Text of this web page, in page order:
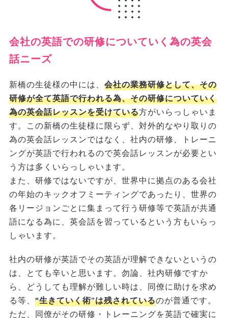
会社の英語での研修についていく為の英会
話ニーズ
新橋の生徒様の中には、 会社の業務研修として、その
研修が全て英語で行われる為、その研修についていく
為の英会話レッスンを受けている方がいらっしゃいま
す。この新橋の生徒様に限らず、対外的なやり取りの
為の英会話レッスンではなく、社内の研修、トレーニ
ングが英語で行われるので英会話レッスンが必要とい
う方は多くいらっしゃいます。
また、研修ではないですが、世界中に拠点のある会社
の年始のキックオフミーティングであったり、世界の
各リージョンごとに集まって行う研修等で英語が共通
語になる為に、英会話を習っているという方もいらっ
しゃいます。
社内の研修が英語でその英語が理解できないというの
は、とても辛いと思います。勿論、社内研修ですか
ら、どうしても理解が難しい時は、同僚に助けを求め
る等、 "生きていく術”は残されているのが普通です。
ただ、同僚がその研修・トレーニングを英語で確実に
03-6435-0076 無料体験はこちら